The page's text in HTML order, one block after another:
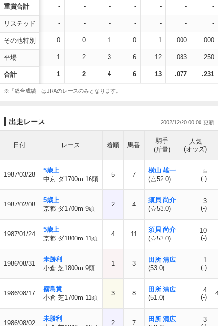
重賞合計
リステッド
その他特別
平場
合計
- - - - - - -
- - - - - - -
0 0 1 0 1 .000 .000
1 2 3 6 12 .083 .250
1 2 4 6 13 .077 .231
※「総合成績」はJRAのレースのみとなります。
出走レース 2002/12/20 00:00
日付 レース 着順 馬番
騎手
(斤量)
人気
(オッズ)
1987/03/28
5歳上
中京 ダ1700m 16頭
5 7
横山 雄一
(△52.0)
5
(-)
1987/02/08
5歳上
京都 ダ1700m 9頭
2 4
須貝 尚介
(☆53.0)
3
(-)
1987/01/24
5歳上
京都 ダ1800m 11頭
4 11
須貝 尚介
(☆53.0)
10
(-)
1986/08/31
未勝利
小倉 芝1800m 9頭
1 3
田所 清広
(53.0)
1
(-)
1986/08/17
霧島賞
小倉 芝1700m 11頭
3 8
田所 清広
(51.0)
4
(-)
1986/08/02
未勝利
2 7
田所 清広
3